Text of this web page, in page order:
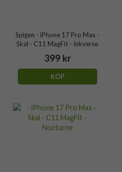
Spigen - iPhone 17 Pro Max -
Skal - C11 MagFit - Inkverse
399 kr
KÖP